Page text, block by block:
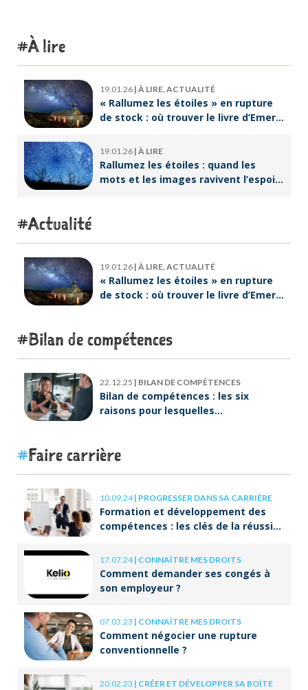
À lire
19.01.26 | À LIRE, ACTUALITÉ
« Rallumez les étoiles » en rupture
de stock : où trouver le livre d’Emeric
19.01.26 | À LIRE
Rallumez les étoiles : quand les
mots et les images ravivent l’espoir
Actualité
19.01.26 | À LIRE, ACTUALITÉ
« Rallumez les étoiles » en rupture
de stock : où trouver le livre d’Emeric
Bilan de compétences
22.12.25 | BILAN DE COMPÉTENCES
Bilan de compétences : les six
raisons pour lesquelles
Faire carrière
10.09.24| PROGRESSER DANS SA CARRIÈRE
Formation et développement des
compétences : les clés de la réussite
17.07.24| CONNAÎTRE MES DROITS
Comment demander ses congés à
son employeur ?
07.03.23 | CONNAÎTRE MES DROITS
Comment négocier une rupture
conventionnelle ?
20.02.23 | CRÉER ET DÉVELOPPER SA BOÎTE